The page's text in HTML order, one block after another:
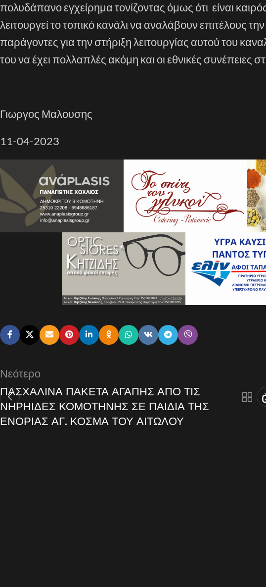
πολυδάπανο εγχείρημα τονίζοντας όμως ότι είναι
λειτουργεί το τοπικό κανάλι να αναλάβουν επιτέλους την
παράγοντες για την στήριξη λειτουργίας αυτού του
του να έχει πολλαπλές ακόμη και οι εθνικές συνέπειες
Γιωργος Μαλουσης
11-04-2023
Νεότερο
ΠΑΣΧΑΛΙΝΑ ΠΑΚΕΤΑ ΑΓΑΠΗΣ ΑΠΟ ΤΙΣ
ΝΗΡΗΙΔΕΣ ΚΟΜΟΤΗΝΗΣ ΣΕ ΠΑΙΔΙΑ ΤΗΣ
ΕΝΟΡΙΑΣ ΑΓ. ΚΟΣΜΑ ΤΟΥ ΑΙΤΩΛΟΥ